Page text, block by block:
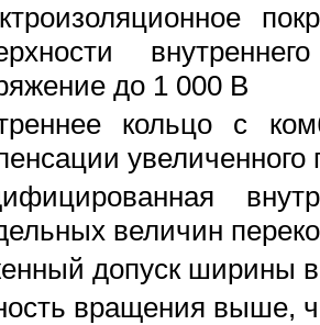
до 1 000 В
кольцо с
увеличенного
величин
допуск ширины
вращения выше,